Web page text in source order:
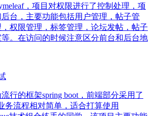
，项目对权限进行了控制处理，项
后台，主要功能包括用户管理，帖子管
权限管理，标签管理，论坛发帖，帖子
。在访问的时候注意区分前台和后台地
行的框架spring boot，前端部分采用了
务流程相对简单，适合打算使用